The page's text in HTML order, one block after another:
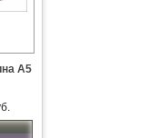
А5